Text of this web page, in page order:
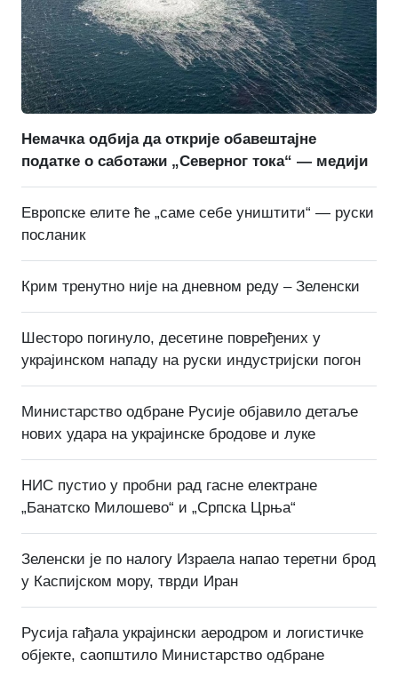
Немачка одбија да открије обавештајне
податке о саботажи „Северног тока“ — медији
Европске елите ће „саме себе уништити“ — руски
посланик
Крим тренутно није на дневном реду – Зеленски
Шесторо погинуло, десетине повређених у
украјинском нападу на руски индустријски погон
Министарство одбране Русије објавило детаље
нових удара на украјинске бродове и луке
НИС пустио у пробни рад гасне електране
„Банатско Милошево“ и „Српска Црња“
Зеленски је по налогу Израела напао теретни брод
у Каспијском мору, тврди Иран
Русија гађала украјински аеродром и логистичке
објекте, саопштило Министарство одбране